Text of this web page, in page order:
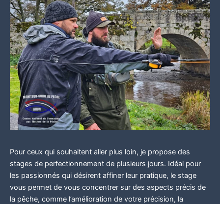
Pour ceux qui souhaitent aller plus loin, je propose des
stages de perfectionnement de plusieurs jours. Idéal pour
les passionnés qui désirent affiner leur pratique, le stage
vous permet de vous concentrer sur des aspects précis de
la pêche, comme l’amélioration de votre précision, la